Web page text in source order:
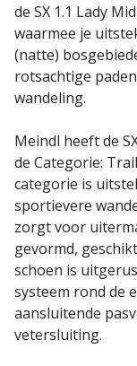
de SX 1.1 Lady
waarmee je
(natte)
rotsachtige
wandeling.
Meindl heeft de
de Categorie:
categorie is
sportievere
zorgt voor
gevormd,
schoen is
systeem rond de
aansluitende
vetersluiting.